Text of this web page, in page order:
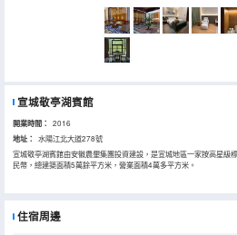
宣城敬亭湖賓館
開業時間： 2016
地址：
水陽江北大道278號
宣城敬亭湖賓館由安徽農墾集團投資建設，是宣城地區一家按高星級
民幣，總建築面積5萬餘平方米，營業面積4萬多平方米。
賓館設有客房、餐飲等休閒娛樂配套設施，恢弘大氣，是宣城地區單
豪華宴會廳並配有超大LED高清顯示屏，其中通和廳為無柱式1400
住宿周邊